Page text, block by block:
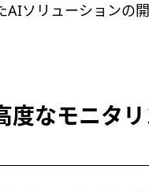
ソリューションの
度なモニタ